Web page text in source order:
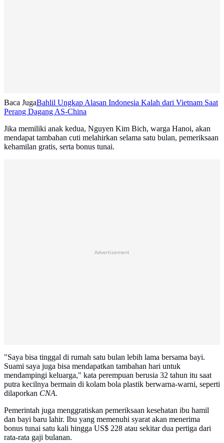
Baca JugaBahlil Ungkap Alasan Indonesia Kalah dari Vietnam Saat
Perang Dagang AS-China
Jika memiliki anak kedua, Nguyen Kim Bich, warga Hanoi, akan
mendapat tambahan cuti melahirkan selama satu bulan, pemeriksaan
kehamilan gratis, serta bonus tunai.
Advertisement
"Saya bisa tinggal di rumah satu bulan lebih lama bersama bayi.
Suami saya juga bisa mendapatkan tambahan hari untuk
mendampingi keluarga," kata perempuan berusia 32 tahun itu saat
putra kecilnya bermain di kolam bola plastik berwarna-warni, seperti
dilaporkan CNA.
Pemerintah juga menggratiskan pemeriksaan kesehatan ibu hamil
dan bayi baru lahir. Ibu yang memenuhi syarat akan menerima
bonus tunai satu kali hingga US$ 228 atau sekitar dua pertiga dari
rata-rata gaji bulanan.